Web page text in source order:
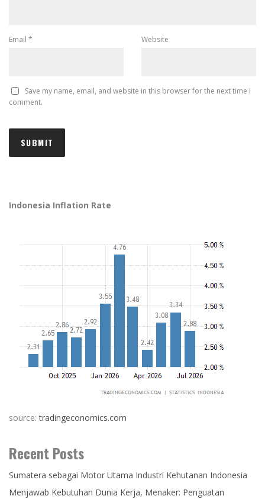
Email * Website
Save my name, email, and website in this browser for the next time I
comment.
Indonesia Inflation Rate
source:tradingeconomics.com
Recent Posts
Sumatera sebagai Motor Utama Industri Kehutanan Indonesia
Menjawab Kebutuhan Dunia Kerja, Menaker: Penguatan